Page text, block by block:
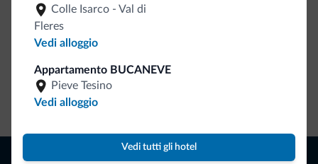
Colle Isarco - Val di
Fleres
Vedi alloggio
Appartamento BUCANEVE
Pieve Tesino
Vedi alloggio
Vedi tutti gli hotel
Naviga